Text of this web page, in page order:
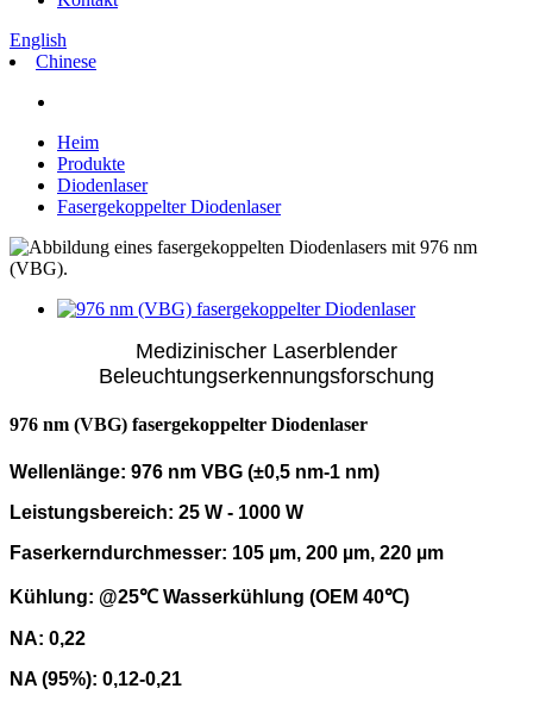
English
Chinese
Heim
Produkte
Diodenlaser
Fasergekoppelter Diodenlaser
Medizinischer Laserblender
Beleuchtungserkennungsforschung
976 nm (VBG) fasergekoppelter Diodenlaser
Wellenlänge: 976 nm VBG (±0,5 nm-1 nm)
Leistungsbereich: 25 W - 1000 W
Faserkerndurchmesser: 105 µm, 200 µm, 220 µm
Kühlung: @25℃ Wasserkühlung (OEM 40℃)
NA: 0,22
NA (95%): 0,12-0,21